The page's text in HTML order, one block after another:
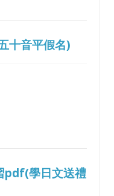
十音平假名)
pdf(學日文送禮